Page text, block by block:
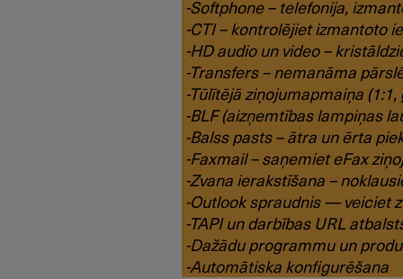
-Softphone – telefonija,
-CTI – kontrolējiet izmantoto
-HD audio un video –
-Transfers – nemanāma
-Tūlītējā ziņojumapmaiņa
-BLF (aizņemtības lampiņas
-Balss pasts – ātra un ērta
-Faxmail – saņemiet eFax
-Zvana ierakstīšana –
-Outlook spraudnis — veiciet
-TAPI un darbības URL
-Dažādu programmu un
-Automātiska konfigurēšana